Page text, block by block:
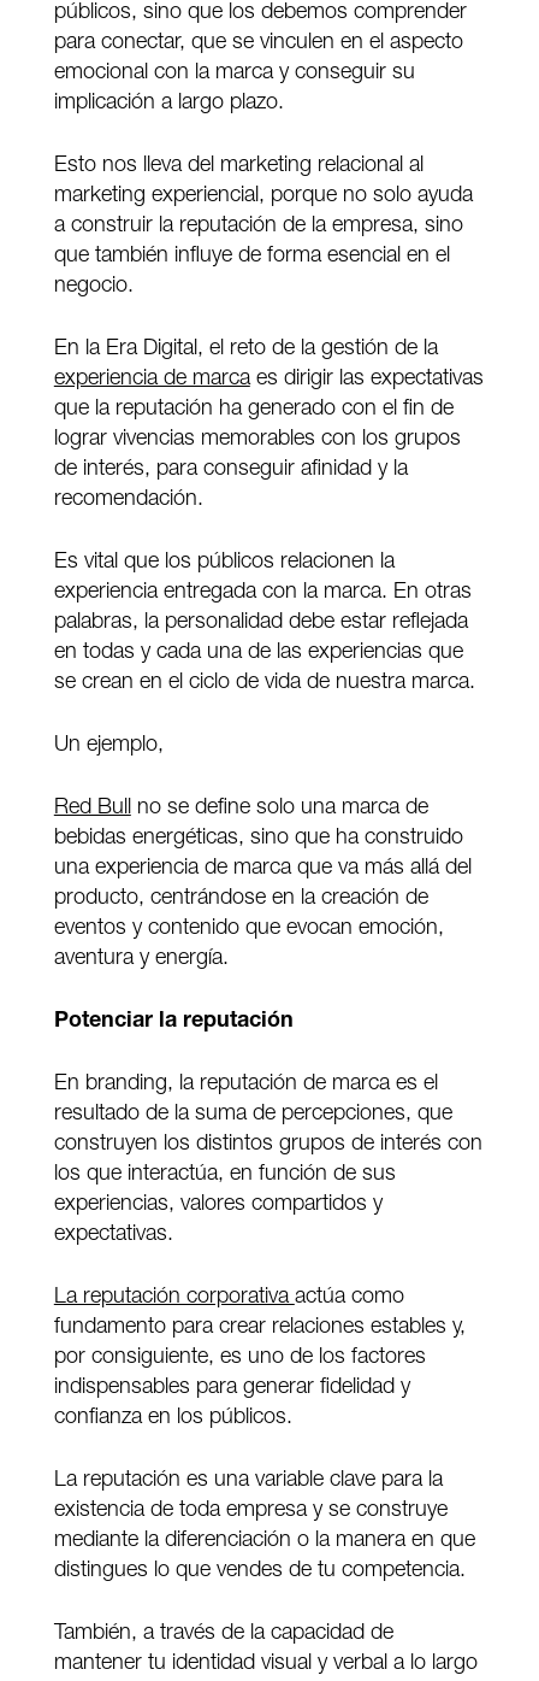
públicos, sino que los debemos comprender
para conectar, que se vinculen en el aspecto
emocional con la marca y conseguir su
implicación a largo plazo.
Esto nos lleva del marketing relacional al
marketing experiencial, porque no solo ayuda
a construir la reputación de la empresa, sino
que también influye de forma esencial en el
negocio.
En la Era Digital, el reto de la gestión de la
experiencia de marcaes dirigir las expectativas
que la reputación ha generado con el fin de
lograr vivencias memorables con los grupos
de interés, para conseguir afinidad y la
recomendación.
Es vital que los públicos relacionen la
experiencia entregada con la marca. En otras
palabras, la personalidad debe estar reflejada
en todas y cada una de las experiencias que
se crean en el ciclo de vida de nuestra marca.
Un ejemplo,
Red Bull
no se define solo una marca de
bebidas energéticas, sino que ha construido
una experiencia de marca que va más allá del
producto, centrándose en la creación de
eventos y contenido que evocan emoción,
aventura y energía.
Potenciar la reputación
En branding, la reputación de marca es el
resultado de la suma de percepciones, que
construyen los distintos grupos de interés con
los que interactúa, en función de sus
experiencias, valores compartidos y
expectativas.
La reputación corporativa actúa como
fundamento para crear relaciones estables y,
por consiguiente, es uno de los factores
indispensables para generar fidelidad y
confianza en los públicos.
La reputación es una variable clave para la
existencia de toda empresa y se construye
mediante la diferenciación o la manera en que
distingues lo que vendes de tu competencia.
También, a través de la capacidad de
mantener tu identidad visual y verbal a lo largo